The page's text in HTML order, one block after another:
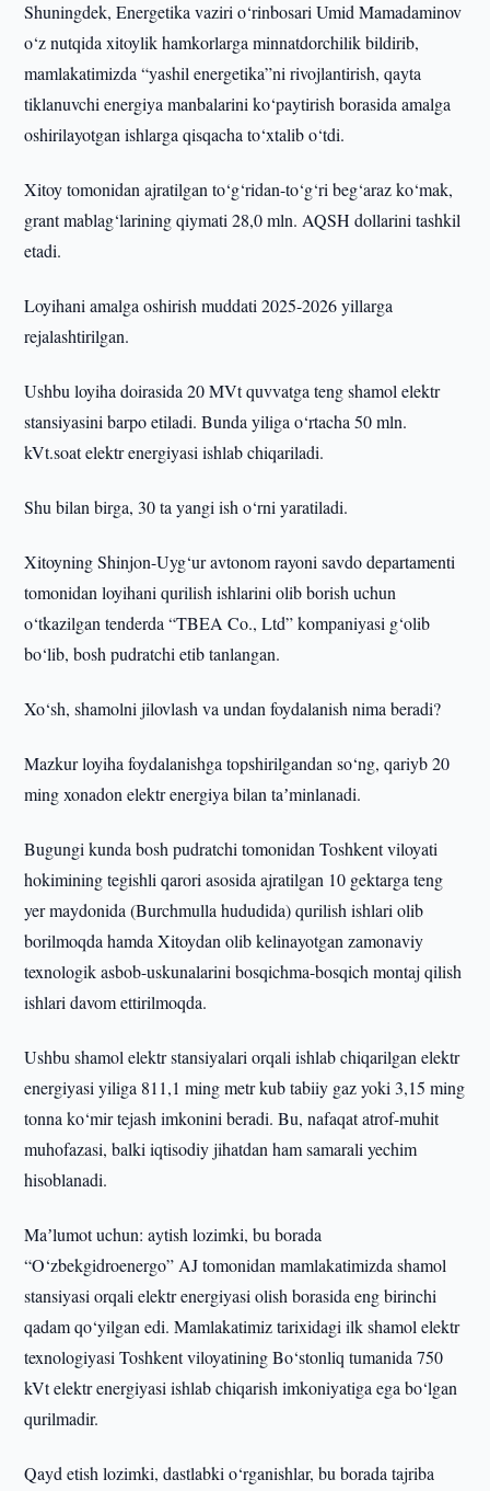
Shuningdek, Energetika vaziri o‘rinbosari Umid Mamadaminov
o‘z nutqida xitoylik hamkorlarga minnatdorchilik bildirib,
mamlakatimizda “yashil energetika”ni rivojlantirish, qayta
tiklanuvchi energiya manbalarini ko‘paytirish borasida amalga
oshirilayotgan ishlarga qisqacha to‘xtalib o‘tdi.
Xitoy tomonidan ajratilgan to‘g‘ridan-to‘g‘ri beg‘araz ko‘mak,
grant mablag‘larining qiymati 28,0 mln. AQSH dollarini tashkil
etadi.
Loyihani amalga oshirish muddati 2025-2026 yillarga
rejalashtirilgan.
Ushbu loyiha doirasida 20 MVt quvvatga teng shamol elektr
stansiyasini barpo etiladi. Bunda yiliga o‘rtacha 50 mln.
kVt.soat elektr energiyasi ishlab chiqariladi.
Shu bilan birga, 30 ta yangi ish o‘rni yaratiladi.
Xitoyning Shinjon-Uyg‘ur avtonom rayoni savdo departamenti
tomonidan loyihani qurilish ishlarini olib borish uchun
o‘tkazilgan tenderda “TBEA Co., Ltd” kompaniyasi g‘olib
bo‘lib, bosh pudratchi etib tanlangan.
Xo‘sh, shamolni jilovlash va undan foydalanish nima beradi?
Mazkur loyiha foydalanishga topshirilgandan so‘ng, qariyb 20
ming xonadon elektr energiya bilan taʼminlanadi.
Bugungi kunda bosh pudratchi tomonidan Toshkent viloyati
hokimining tegishli qarori asosida ajratilgan 10 gektarga teng
yer maydonida (Burchmulla hududida) qurilish ishlari olib
borilmoqda hamda Xitoydan olib kelinayotgan zamonaviy
texnologik asbob-uskunalarini bosqichma-bosqich montaj qilish
ishlari davom ettirilmoqda.
Ushbu shamol elektr stansiyalari orqali ishlab chiqarilgan elektr
energiyasi yiliga 811,1 ming metr kub tabiiy gaz yoki 3,15 ming
tonna ko‘mir tejash imkonini beradi. Bu, nafaqat atrof-muhit
muhofazasi, balki iqtisodiy jihatdan ham samarali yechim
hisoblanadi.
Maʼlumot uchun: aytish lozimki, bu borada
“O‘zbekgidroenergo” AJ tomonidan mamlakatimizda shamol
stansiyasi orqali elektr energiyasi olish borasida eng birinchi
qadam qo‘yilgan edi. Mamlakatimiz tarixidagi ilk shamol elektr
texnologiyasi Toshkent viloyatining Bo‘stonliq tumanida 750
kVt elektr energiyasi ishlab chiqarish imkoniyatiga ega bo‘lgan
qurilmadir.
Qayd etish lozimki, dastlabki o‘rganishlar, bu borada tajriba